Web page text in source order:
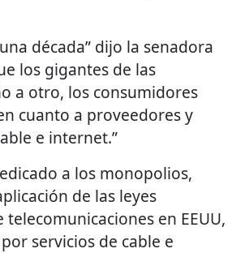
década” dijo la senadora
los gigantes de las
a otro, los consumidores
cuanto a proveedores y
e internet.”
a los monopolios,
de las leyes
en EEUU,
servicios de cable e